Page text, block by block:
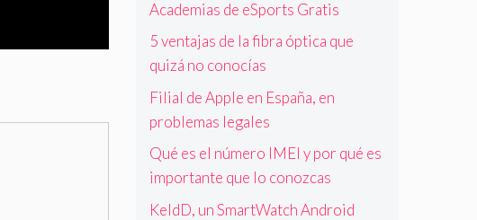
Academias de eSports Gratis
5 ventajas de la fibra óptica que
quizá no conocías
Filial de Apple en España, en
problemas legales
Qué es el número IMEI y por qué es
importante que lo conozcas
KeldD, un SmartWatch Android